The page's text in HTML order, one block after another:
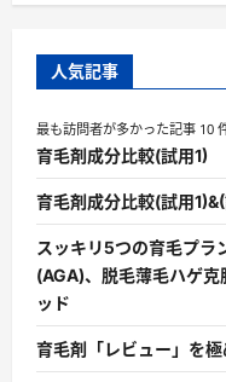
人気記事
最も訪問者が多かった記事 10
育毛剤成分比較(試用1)
育毛剤成分比較(試用
スッキリ5つの育毛プラ
(AGA)、脱毛薄毛ハゲ
ッド
育毛剤「レビュー」を極